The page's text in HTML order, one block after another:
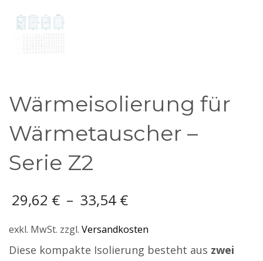
Wärmeisolierung für
Wärmetauscher –
Serie Z2
29,62 € – 33,54 €
exkl. MwSt. zzgl. Versandkosten
Diese kompakte Isolierung besteht aus zwei